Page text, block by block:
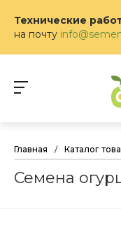
Технические
на почту
Главная / Каталог
Семена